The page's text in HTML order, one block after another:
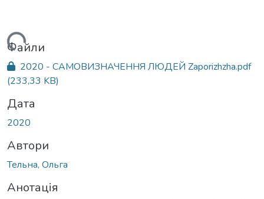
Файли
2020 - САМОВИЗНАЧЕННЯ ЛЮДЕЙ Zaporizhzha.pdf
(233,33 KB)
Дата
2020
Автори
Тельна, Ольга
Анотація